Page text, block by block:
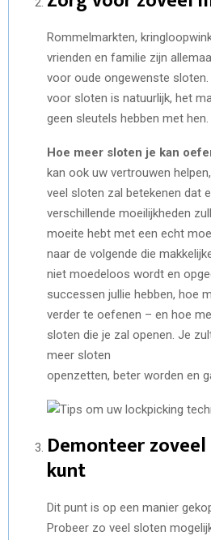
Rommelmarkten,
vrienden en familie zijn
voor oude ongewenste
voor sloten is natuurlijk, het
geen sleutels hebben met hen.
Hoe meer sloten je kan
kan ook uw vertrouwen
veel sloten zal betekenen dat
verschillende moeilijkheden
moeite hebt met een echt
naar de volgende die
niet moedeloos wordt en
successen jullie hebben, hoe
verder te oefenen – en hoe
sloten die je zal openen. Je
meer sloten
openzetten, beter worden en
Demonteer
kunt
Dit punt is op een manier
Probeer zo veel sloten